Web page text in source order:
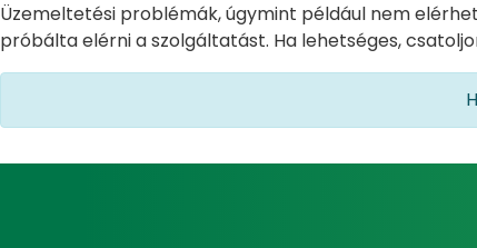
Üzemeltetési problémák, úgymint például nem
próbálta elérni a szolgáltatást. Ha lehetséges,